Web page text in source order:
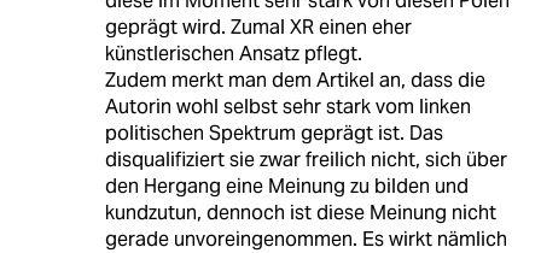
geprägt wird. Zumal XR einen eher
künstlerischen Ansatz pflegt.
Zudem merkt man dem Artikel an, dass die
Autorin wohl selbst sehr stark vom linken
politischen Spektrum geprägt ist. Das
disqualifiziert sie zwar freilich nicht, sich über
den Hergang eine Meinung zu bilden und
kundzutun, dennoch ist diese Meinung nicht
gerade unvoreingenommen. Es wirkt nämlich